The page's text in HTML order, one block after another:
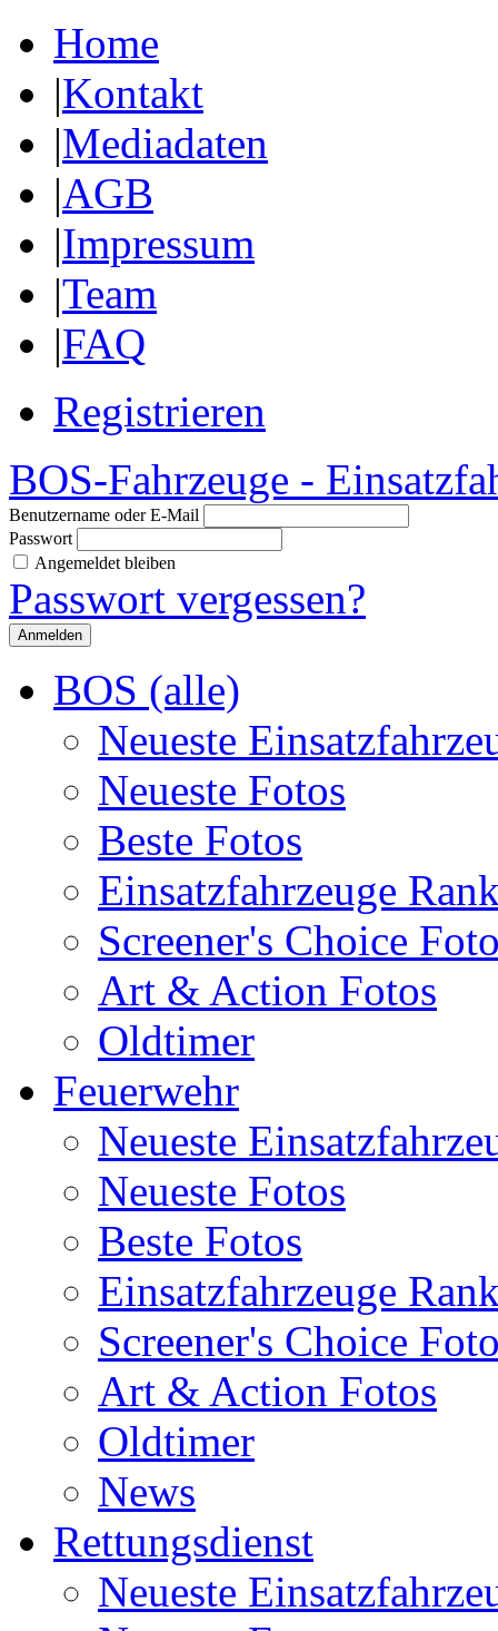
Home
|Kontakt
|Mediadaten
|AGB
|Impressum
|Team
|FAQ
Registrieren
BOS-Fahrzeuge -
Benutzername oder E-Mail
Passwort
Angemeldet bleiben
Passwort vergessen?
BOS (alle)
Neueste
Neueste Fotos
Beste Fotos
Einsatzfahrzeuge
Screener's Choice
Art & Action Fotos
Oldtimer
Feuerwehr
Neueste
Neueste Fotos
Beste Fotos
Einsatzfahrzeuge
Screener's Choice
Art & Action Fotos
Oldtimer
News
Rettungsdienst
Neueste